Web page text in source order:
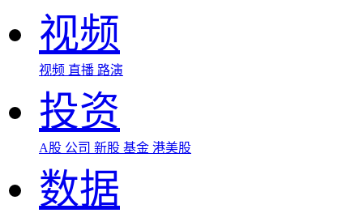
视频
视频 直播 路演
投资
A股 公司 新股 基金 港美股
数据